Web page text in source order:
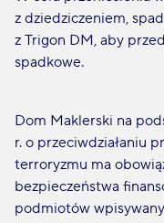
z dziedziczeniem,
z Trigon DM, aby
spadkowe.
Dom Maklerski na
r. o przeciwdziałaniu
terroryzmu ma
bezpieczeństwa
podmiotów